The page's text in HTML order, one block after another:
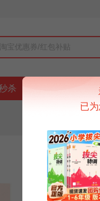
杀 好货 品牌
2026秋
领券减8元 手
已